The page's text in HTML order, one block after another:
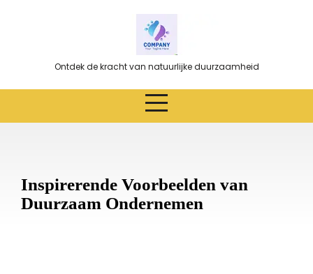
Ontdek de kracht van natuurlijke duurzaamheid
Inspirerende Voorbeelden van
Duurzaam Ondernemen